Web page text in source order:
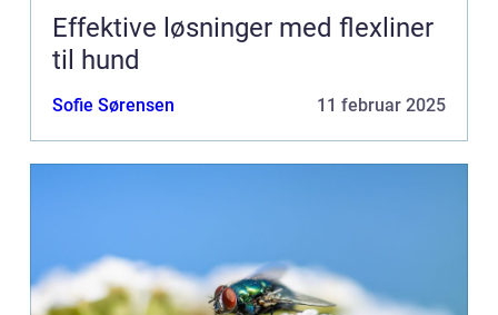
Effektive løsninger med flexliner
til hund
Sofie Sørensen 11 februar 2025